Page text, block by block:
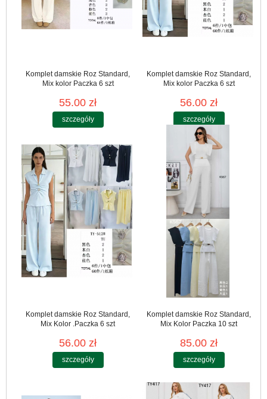
Komplet damskie Roz Standard,
Mix kolor Paczka 6 szt
55.00 zł
szczegóły
Komplet damskie Roz Standard,
Mix kolor Paczka 6 szt
56.00 zł
szczegóły
Komplet damskie Roz Standard,
Mix Kolor .Paczka 6 szt
56.00 zł
szczegóły
Komplet damskie Roz Standard,
Mix Kolor Paczka 10 szt
85.00 zł
szczegóły